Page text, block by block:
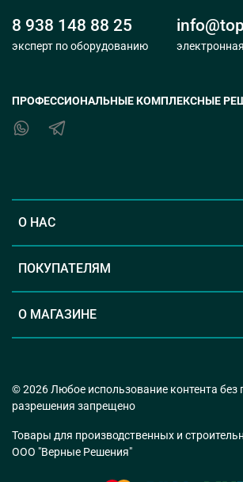
О НАС
ПОКУПАТЕЛЯМ
О МАГАЗИНЕ
8 938 148 88 25
эксперт по оборудованию
ПРОФЕССИОНАЛЬНЫЕ КОМПЛЕКСНЫЕ
© 2026 Любое использование контента без
разрешения запрещено
Товары для производственных и
ООО "Верные Решения"